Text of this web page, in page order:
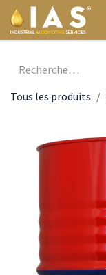
Se rendre au contenu
Tous les produits